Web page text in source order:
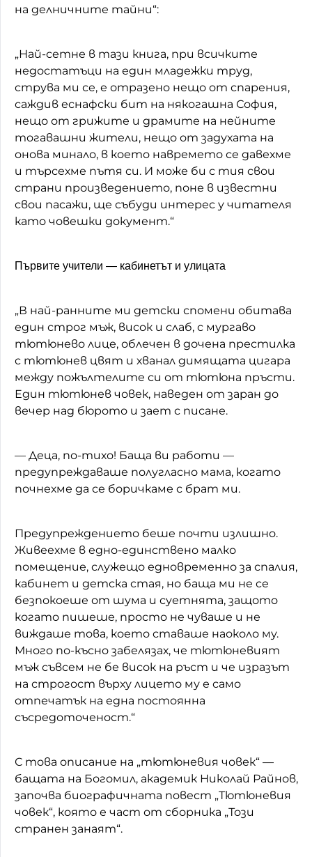
на делничните тайни“:
„Най-сетне в тази книга, при всичките
недостатъци на един младежки труд,
струва ми се, е отразено нещо от спарения,
саждив еснафски бит на някогашна София,
нещо от грижите и драмите на нейните
тогавашни жители, нещо от задухата на
онова минало, в което навремето се давехме
и търсехме пътя си. И може би с тия свои
страни произведението, поне в известни
свои пасажи, ще събуди интерес у читателя
като човешки документ.“
Първите учители — кабинетът и улицата
„В най-ранните ми детски спомени обитава
един строг мъж, висок и слаб, с мургаво
тютюнево лице, облечен в дочена престилка
с тютюнев цвят и хванал димящата цигара
между пожълтелите си от тютюна пръсти.
Един тютюнев човек, наведен от заран до
вечер над бюрото и зает с писане.
— Деца, по-тихо! Баща ви работи —
предупреждаваше полугласно мама, когато
почнехме да се боричкаме с брат ми.
Предупреждението беше почти излишно.
Живеехме в едно-единствено малко
помещение, служещо едновременно за спалия,
кабинет и детска стая, но баща ми не се
безпокоеше от шума и суетнята, защото
когато пишеше, просто не чуваше и не
виждаше това, което ставаше наоколо му.
Много по-късно забелязах, че тютюневият
мъж съвсем не бе висок на ръст и че изразът
на строгост върху лицето му е само
отпечатък на една постоянна
съсредоточеност.“
С това описание на „тютюневия човек“ —
бащата на Богомил, академик Николай Райнов,
започва биографичната повест „Тютюневия
човек“, която е част от сборника „Този
странен занаят“.